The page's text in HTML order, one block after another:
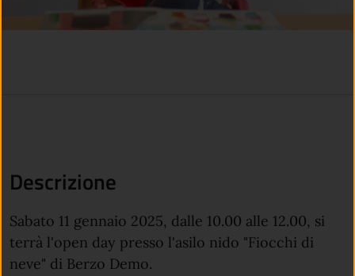
Descrizione
Sabato 11 gennaio 2025, dalle 10.00 alle 12.00, si
terrà l'open day presso l'asilo nido "Fiocchi di
neve" di Berzo Demo.